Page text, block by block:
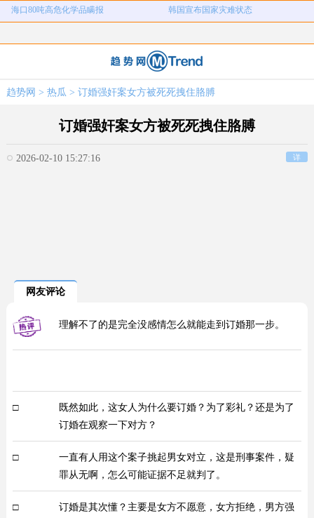
河南三支一扶考试存在规模性组织作 1岁宝宝碰坏纸巾盒三亚酒店索赔924
26岁女儿谈47岁妈妈突然产女 儿子举报身价上亿父亲说家已破碎
海口80吨高危化学品瞒报 韩国宣布国家灾难状态
趋势网 > 热瓜 > 订婚强奸案女方被死死拽住胳膊
订婚强奸案女方被死死拽住胳膊
2026-02-10 15:27:16 详
网友评论
理解不了的是完全没感情怎么就能走到订婚那一步。
□
既然如此，这女人为什么要订婚？为了彩礼？还是为了
订婚在观察一下对方？
□
一直有人用这个案子挑起男女对立，这是刑事案件，疑
罪从无啊，怎么可能证据不足就判了。
□
订婚是其次懂？主要是女方不愿意，女方拒绝，男方强